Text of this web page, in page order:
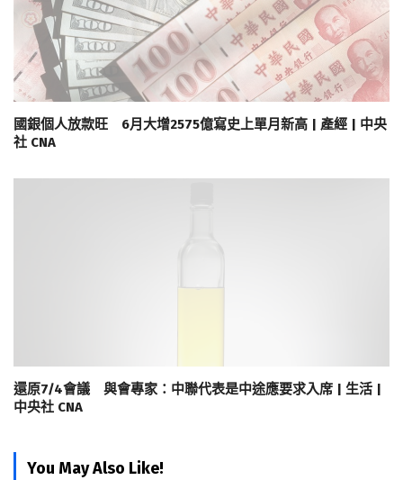
國銀個人放款旺 6月大增2575億寫史上單月新高 | 產經 | 中央
社 CNA
還原7/4會議 與會專家：中聯代表是中途應要求入席 | 生活 |
中央社 CNA
You May Also Like!